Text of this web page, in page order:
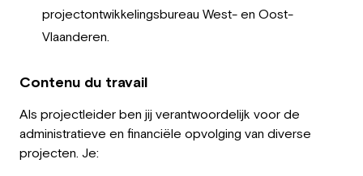
projectontwikkelingsbureau West- en Oost-
Vlaanderen.
Contenu du travail
Als projectleider ben jij verantwoordelijk voor de
administratieve en financiële opvolging van diverse
projecten. Je: